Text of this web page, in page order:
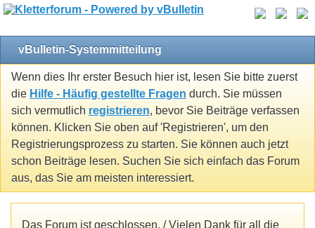
vBulletin-Systemmitteilung
Wenn dies Ihr erster Besuch hier ist, lesen Sie bitte zuerst
die Hilfe - Häufig gestellte Fragen durch. Sie müssen
sich vermutlich registrieren, bevor Sie Beiträge verfassen
können. Klicken Sie oben auf 'Registrieren', um den
Registrierungsprozess zu starten. Sie können auch jetzt
schon Beiträge lesen. Suchen Sie sich einfach das Forum
aus, das Sie am meisten interessiert.
Das Forum ist geschlossen. / Vielen Dank für all die